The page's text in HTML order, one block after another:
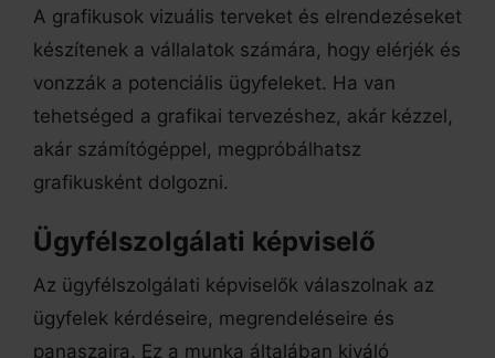
A grafikusok vizuális terveket és elrendezéseket
készítenek a vállalatok számára, hogy elérjék és
vonzzák a potenciális ügyfeleket. Ha van
tehetséged a grafikai tervezéshez, akár kézzel,
akár számítógéppel, megpróbálhatsz
grafikusként dolgozni.
Ügyfélszolgálati képviselő
Az ügyfélszolgálati képviselők válaszolnak az
ügyfelek kérdéseire, megrendeléseire és
panaszaira. Ez a munka általában kiváló